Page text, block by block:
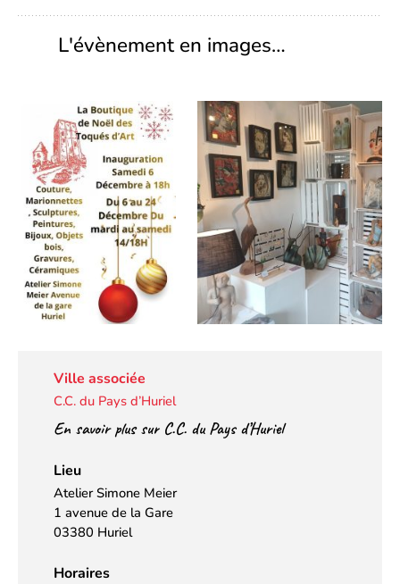
L'évènement en images…
Ville associée
C.C. du Pays d’Huriel
En savoir plus sur C.C. du Pays d’Huriel
Lieu
Atelier Simone Meier
1 avenue de la Gare
03380 Huriel
Horaires